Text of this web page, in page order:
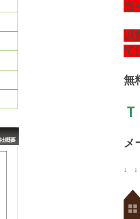
当
以
て
無
メ
↓